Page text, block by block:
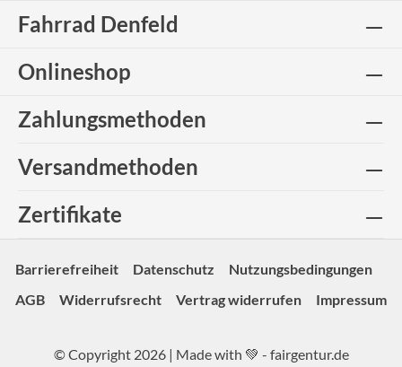
Fahrrad Denfeld
Onlineshop
Zahlungsmethoden
Versandmethoden
Zertifikate
Barrierefreiheit Datenschutz
Nutzungsbedingungen
AGB
Widerrufsrecht Vertrag widerrufen Impressum
© Copyright 2026 | Made with 💚 - fairgentur.de